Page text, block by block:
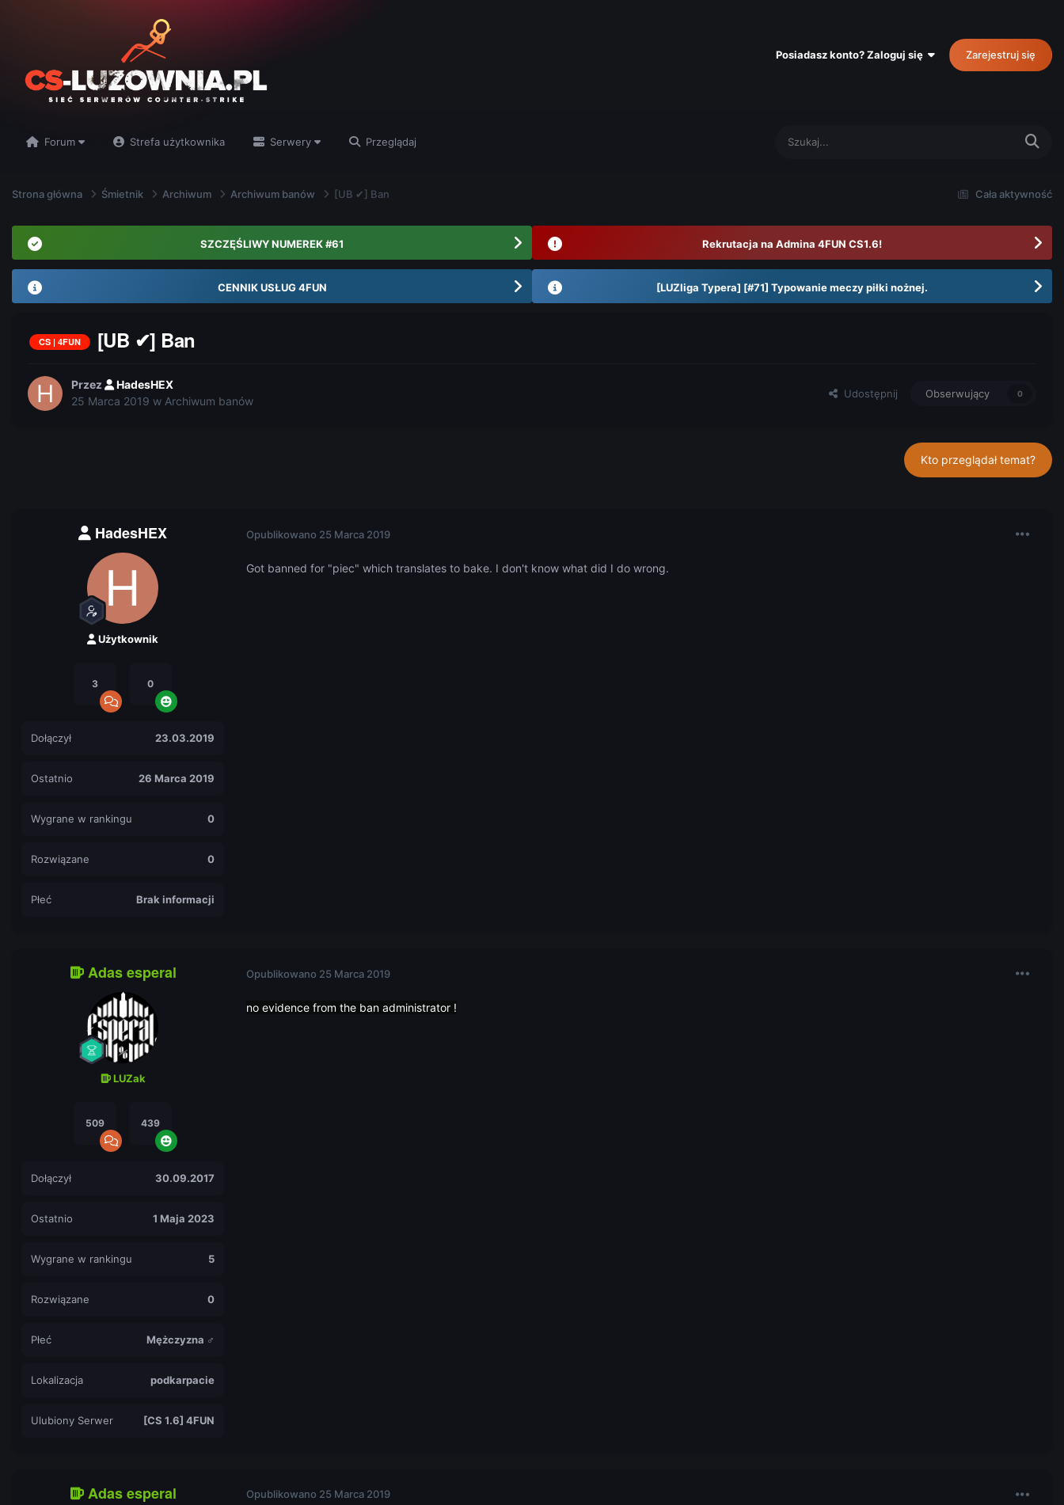
Posiadasz konto? Zaloguj się Zarejestruj się
Forum Strefa użytkownika Serwery Przeglądaj
Cała aktywność
Strona główna Śmietnik Archiwum Archiwum banów [UB ✔] Ban
SZCZĘŚLIWY NUMEREK #61 Rekrutacja na Admina 4FUN CS1.6!
CENNIK USŁUG 4FUN [LUZliga Typera] [#71] Typowanie meczy piłki nożnej.
CS | 4FUN [UB ✔] Ban
Przez
HadesHEX
25 Marca 2019 w Archiwum banów
Udostępnij Obserwujący 0
Kto przeglądał temat?
HadesHEX
Użytkownik
3 0
Dołączył 23.03.2019
Ostatnio 26 Marca 2019
Wygrane w rankingu 0
Rozwiązane 0
Płeć Brak informacji
Opublikowano 25 Marca 2019
Got banned for "piec" which translates to bake. I don't know what did I do wrong.
Adas esperal
LUZak
509 439
Dołączył 30.09.2017
Ostatnio 1 Maja 2023
Wygrane w rankingu 5
Rozwiązane 0
Płeć Mężczyzna ♂
Lokalizacja podkarpacie
Ulubiony Serwer [CS 1.6] 4FUN
Opublikowano 25 Marca 2019
no evidence from the ban administrator !
Adas esperal Opublikowano 25 Marca 2019